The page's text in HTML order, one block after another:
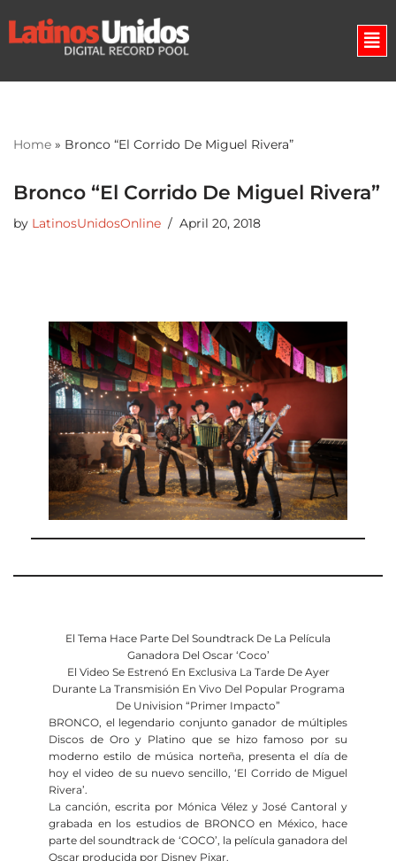
Skip
Home » Bronco “El Corrido De Miguel Rivera”
Bronco “El Corrido De Miguel Rivera”
by LatinosUnidosOnline April 20, 2018
El Tema Hace Parte Del Soundtrack De La Película
Ganadora Del Oscar ‘Coco’
El Video Se Estrenó En Exclusiva La Tarde De Ayer
Durante La Transmisión En Vivo Del Popular Programa
De Univision “Primer Impacto”
BRONCO, el legendario conjunto ganador de múltiples
Discos de Oro y Platino que se hizo famoso por su
moderno estilo de música norteña, presenta el día de
hoy el video de su nuevo sencillo, ‘El Corrido de Miguel
Rivera’.
La canción, escrita por Mónica Vélez y José Cantoral y
grabada en los estudios de BRONCO en México, hace
parte del soundtrack de ‘COCO’, la película ganadora del
Oscar producida por Disney Pixar.